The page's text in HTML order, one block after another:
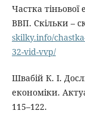
Частка тіньової
ВВП. Скільки –
skilky.info/
32-vid-vvp/
Швабій К. І.
економіки.
115–122.